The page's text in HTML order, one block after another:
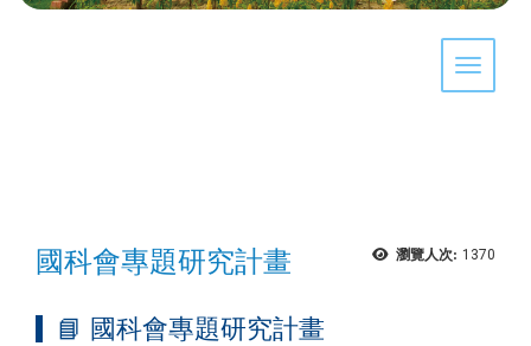
Toggle
瀏覽人次: 1370
國科會專題研究計畫
📘 國科會專題研究計畫